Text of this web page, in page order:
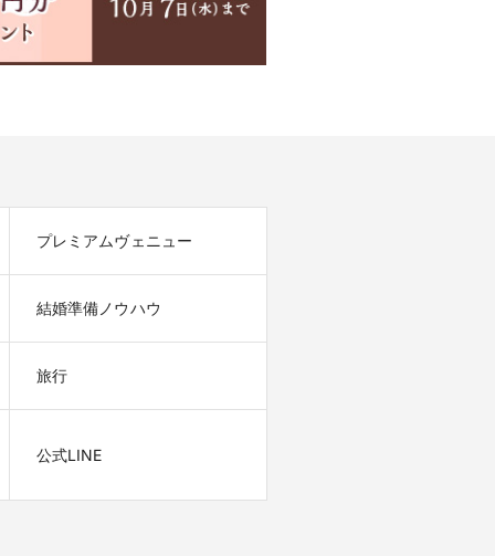
プレミアムヴェニュー
結婚準備ノウハウ
旅行
公式LINE